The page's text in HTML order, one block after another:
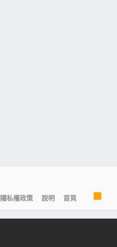
隱私權政策 說明 首頁
S